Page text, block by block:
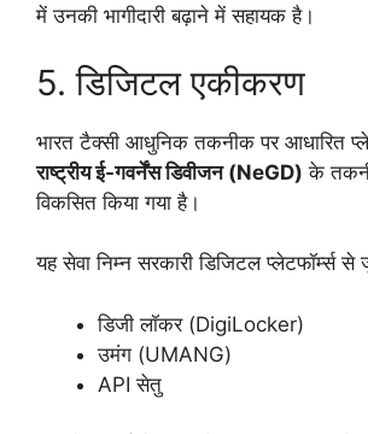
में उनकी भागीदारी बढ़ाने में सहायक है।
5. डिजिटल एकीकरण
भारत टैक्सी आधुनिक तकनीक पर आधारित
राष्ट्रीय ई-गवर्नेंस डिवीजन (NeGD) के
विकसित किया गया है।
यह सेवा निम्न सरकारी डिजिटल प्लेटफॉर्म्स
डिजी लॉकर (DigiLocker)
उमंग (UMANG)
API सेतु